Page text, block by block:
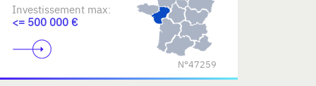
Investissement max:
<= 500 000 €
N°47259